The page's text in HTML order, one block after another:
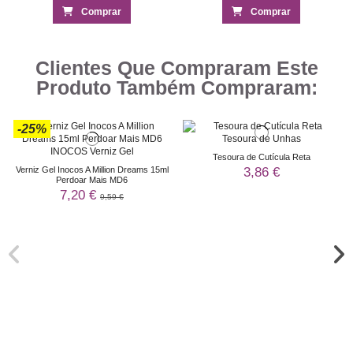
Comprar Comprar
Clientes Que Compraram Este
Produto Também Compraram:
-25%
Verniz Gel Inocos A Million Dreams 15ml
Perdoar Mais MD6
7,20 € 9,59 €
Tesoura de Cutícula Reta
3,86 €